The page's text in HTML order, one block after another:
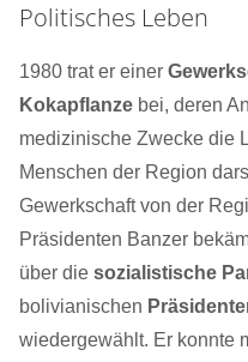
Politisches Leben
1980 trat er einer
Kokapflanze bei, deren
medizinische Zwecke die
Menschen der Region
Gewerkschaft von der
Präsidenten Banzer
über die sozialistische
bolivianischen
wiedergewählt. Er konnte